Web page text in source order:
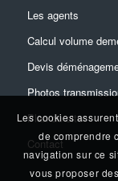
Les agents
Calcul volume
Devis
Photos
Plan du site
Contact
Les cookies
de comprendre
navigation sur ce
vous proposer